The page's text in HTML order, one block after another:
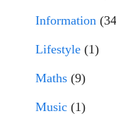
Information
Lifestyle (1)
Maths (9)
Music (1)